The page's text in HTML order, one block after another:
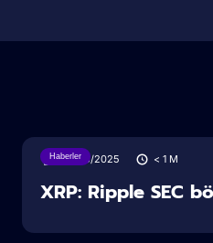
Haberler
28/06/2025 < 1 M
XRP: Ripple SEC